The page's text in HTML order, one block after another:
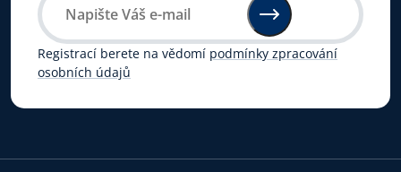
Registrací berete na vědomí podmínky zpracování
osobních údajů